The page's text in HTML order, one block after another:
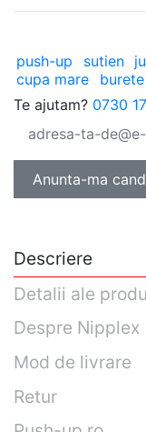
push-up sutien
cupa mare
burete
Te ajutam? 0730
Anunta-ma
Descriere
Detalii ale
Despre Nipplex
Mod de livrare
Retur